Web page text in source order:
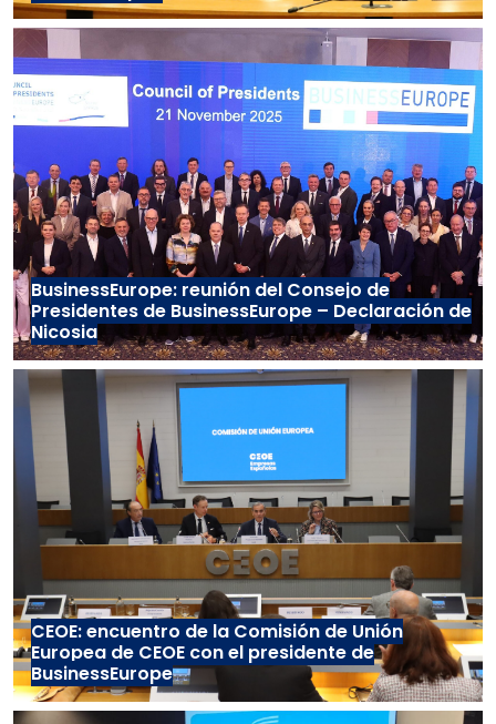
BusinessEurope: reunión del Consejo de
Presidentes de BusinessEurope – Declaración de
Nicosia
CEOE: encuentro de la Comisión de Unión
Europea de CEOE con el presidente de
BusinessEurope